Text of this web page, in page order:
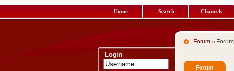
Home Search Channels
Login
Forum » Forum
Forum